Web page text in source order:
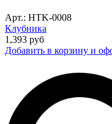
Арт.: HTK-0008
Клубника
1,393 руб
Добавить в корзину и